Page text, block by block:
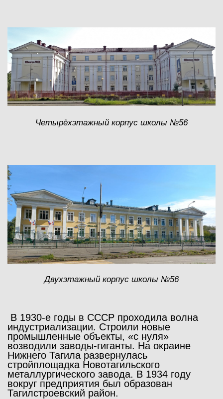
Четырёхэтажный корпус школы №56
Двухэтажный корпус школы №56
В 1930-е годы в СССР проходила волна
индустриализации. Строили новые
промышленные объекты, «с нуля»
возводили заводы-гиганты. На окраине
Нижнего Тагила развернулась
стройплощадка Новотагильского
металлургического завода. В 1934 году
вокруг предприятия был образован
Тагилстроевский район.